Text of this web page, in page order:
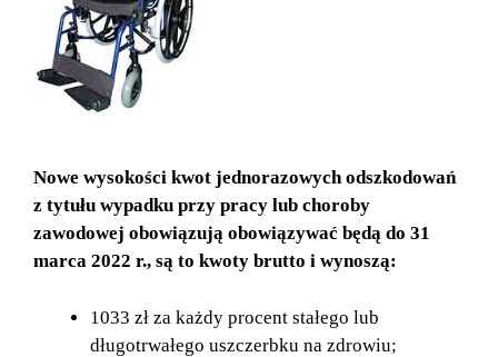
Nowe wysokości kwot jednorazowych odszkodowań
z tytułu wypadku przy pracy lub choroby
zawodowej obowiązują obowiązywać będą do 31
marca 2022 r., są to kwoty brutto i wynoszą:
1033 zł za każdy procent stałego lub
długotrwałego uszczerbku na zdrowiu;